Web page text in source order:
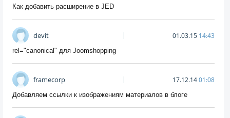
Как добавить расширение в JED
devit 01.03.15 14:43
rel="canonical" для Joomshopping
framecorp 17.12.1401:08
Добавляем ссылки к изображениям материалов в блоге